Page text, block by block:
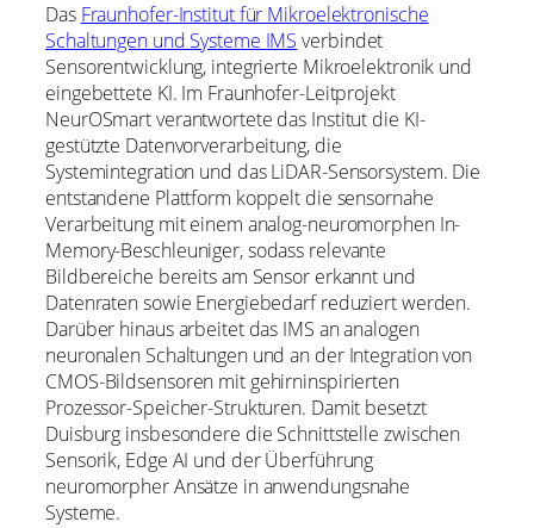
Das Fraunhofer-Institut für Mikroelektronische
Schaltungen und Systeme IMS verbindet
Sensorentwicklung, integrierte Mikroelektronik und
eingebettete KI. Im Fraunhofer-Leitprojekt
NeurOSmart verantwortete das Institut die KI-
gestützte Datenvorverarbeitung, die
Systemintegration und das LiDAR-Sensorsystem. Die
entstandene Plattform koppelt die sensornahe
Verarbeitung mit einem analog-neuromorphen In-
Memory-Beschleuniger, sodass relevante
Bildbereiche bereits am Sensor erkannt und
Datenraten sowie Energiebedarf reduziert werden.
Darüber hinaus arbeitet das IMS an analogen
neuronalen Schaltungen und an der Integration von
CMOS-Bildsensoren mit gehirninspirierten
Prozessor-Speicher-Strukturen. Damit besetzt
Duisburg insbesondere die Schnittstelle zwischen
Sensorik, Edge AI und der Überführung
neuromorpher Ansätze in anwendungsnahe
Systeme.